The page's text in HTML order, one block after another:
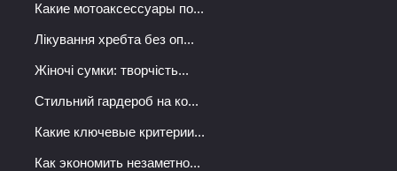
Какие мотоаксессуары по...
Лікування хребта без оп...
Жіночі сумки: творчість...
Стильний гардероб на ко...
Какие ключевые критерии...
Как экономить незаметно...